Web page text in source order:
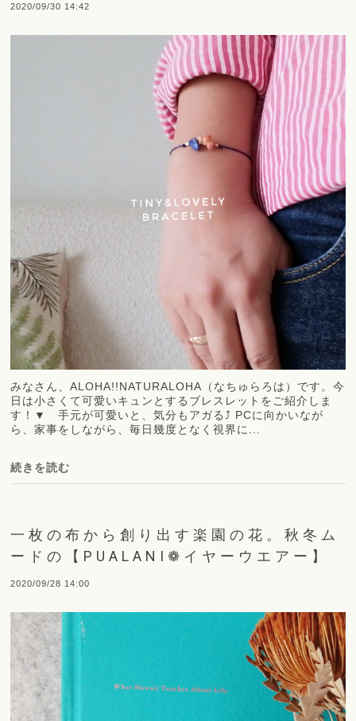
2020/09/30 14:42
みなさん、ALOHA!!NATURALOHA（なちゅらろは）です。今
日は小さくて可愛いキュンとするブレスレットをご紹介しま
す！▼ 手元が可愛いと、気分もアガる⤴ PCに向かいなが
ら、家事をしながら、毎日幾度となく視界に...
続きを読む
一枚の布から創り出す楽園の花。秋冬ム
ードの【PUALANI❁イヤーウエアー】
2020/09/28 14:00